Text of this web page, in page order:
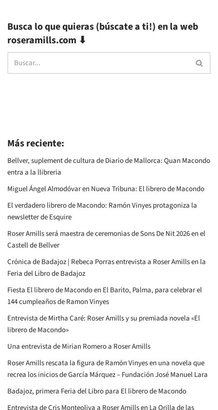
Busca lo que quieras (búscate a ti!) en la web
roseramills.com ⬇
Más reciente:
Bellver, suplement de cultura de Diario de Mallorca: Quan Macondo
entra a la llibreria
Miguel Ángel Almodóvar en Nueva Tribuna: El librero de Macondo
El verdadero librero de Macondo: Ramón Vinyes protagoniza la
newsletter de Esquire
Roser Amills será maestra de ceremonias de Sons De Nit 2026 en el
Castell de Bellver
Crónica de Badajoz | Rebeca Porras entrevista a Roser Amills en la
Feria del Libro de Badajoz
Fiesta El librero de Macondo en El Barito, Palma, para celebrar el
144 cumpleaños de Ramon Vinyes
Entrevista de Mirtha Caré: Roser Amills y su premiada novela «El
librero de Macondo»
Una entrevista de Mirian Romero a Roser Amills
Roser Amills rescata la figura de Ramón Vinyes en una novela que
recrea los inicios de García Márquez – Fundación José Manuel Lara
Badajoz, primera Feria del Libro para El librero de Macondo
Entrevista de Cris Monteoliva a Roser Amills en La Orilla de las